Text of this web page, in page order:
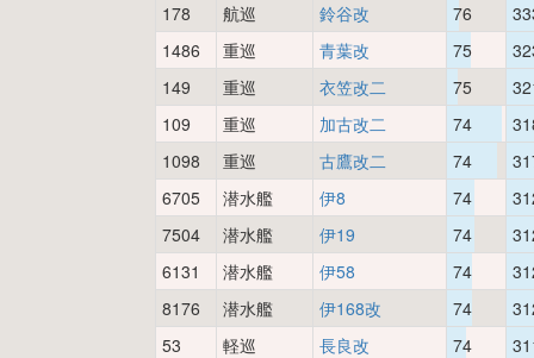
178 航巡 鈴谷改 76
1486
重巡 青葉改 75
149
重巡 衣笠改二 75
109
重巡 加古改二 74
1098
重巡 古鷹改二 74
6705
潜水艦 伊8 74
7504
潜水艦 伊19 74
6131
潜水艦 伊58 74
8176
潜水艦 伊168改 74
53
軽巡 長良改 74